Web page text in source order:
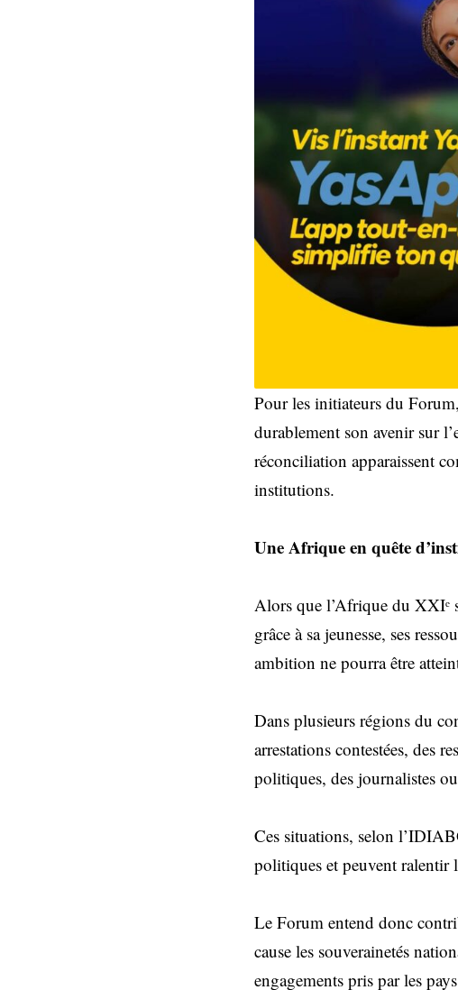
Pour les initiateurs du
durablement son avenir sur
réconciliation apparaissent
institutions.
Une Afrique en quête
Alors que l’Afrique du XXIᵉ
grâce à sa jeunesse, ses
ambition ne pourra être
Dans plusieurs régions du
arrestations contestées, des
politiques, des journalistes
Ces situations, selon
politiques et peuvent ralentir
Le Forum entend donc
cause les souverainetés
engagements pris par les